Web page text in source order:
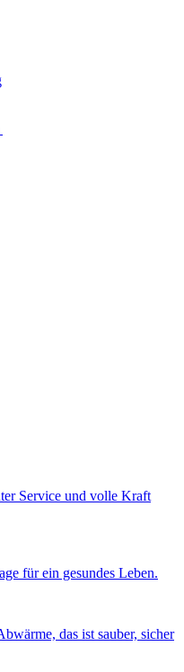
Service und volle Kraft
für ein gesundes Leben.
das ist sauber, sicher